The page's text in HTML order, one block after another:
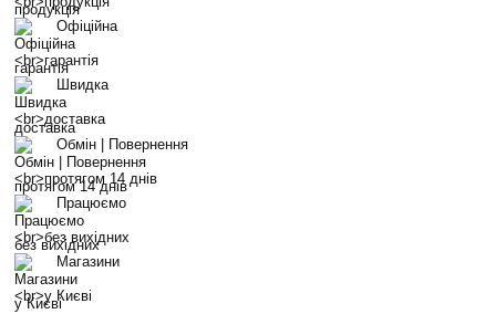
продукція
Офіційна
гарантія
Швидка
доставка
Обмін | Повернення
протягом 14 днів
Працюємо
без вихідних
Магазини
у Києві